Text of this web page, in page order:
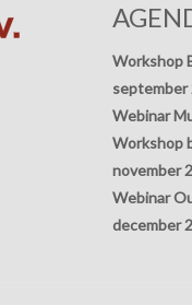
Workshop
september
Webinar
Workshop
november
Webinar
december